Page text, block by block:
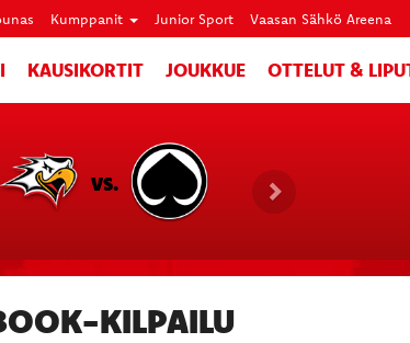
Kumppanit Junior Sport Vaasan Sähkö Areena
KAUSIKORTIT JOUKKUE OTTELUT &
VS.
KILPAILU